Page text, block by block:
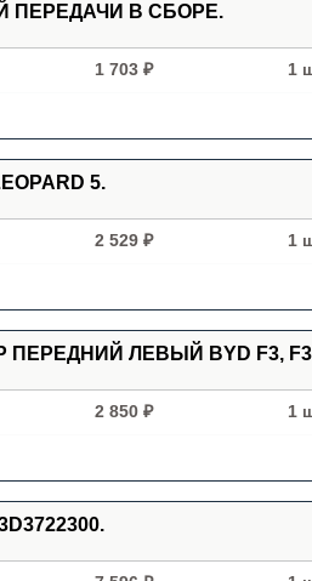
ПЕРЕДАЧИ В СБОРЕ.
1 703 ₽ 1
5.
2 529 ₽ 1
ПЕРЕДНИЙ ЛЕВЫЙ BYD F3, F3-
2 850 ₽ 1